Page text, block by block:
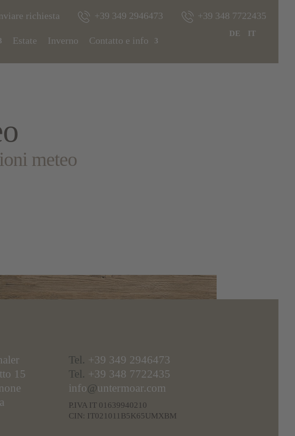
Estate Inverno Contatto e info
richiesta +39 349 2946473 +39 348 7722435
DE IT
meteo
15
Tel. +39 349 2946473
Tel. +39 348 7722435
info@untermoar.com
P.IVA IT 01639940210
CIN: IT021011B5K65UMXBM